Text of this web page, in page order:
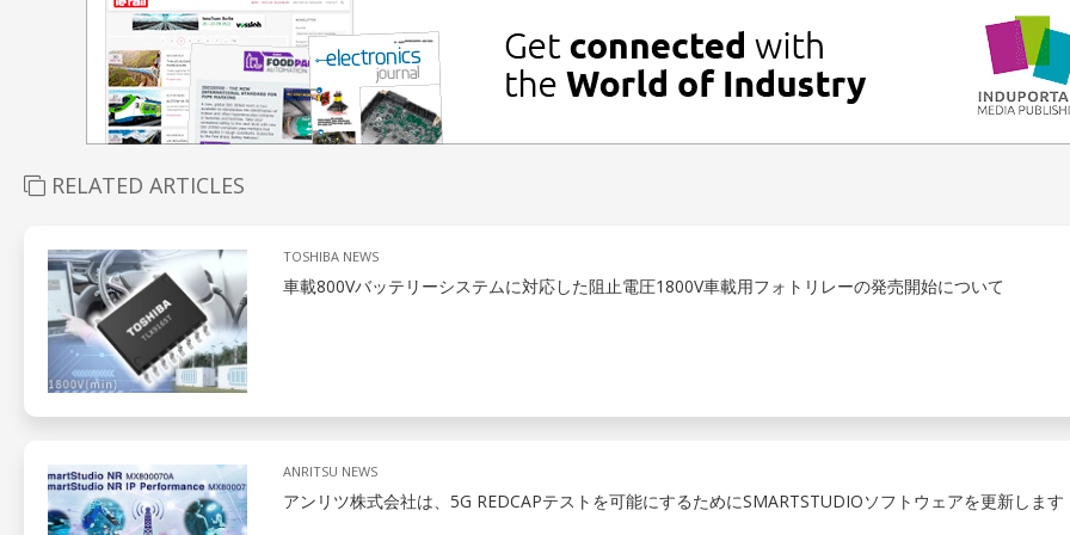
RELATED ARTICLES
TOSHIBA NEWS
車載800Vバッテリーシステムに対応した阻止電圧1800V車載用フォトリレーの発売開始について
ANRITSU NEWS
アンリツ株式会社は、5G REDCAPテストを可能にするためにSMARTSTUDIOソフトウェアを更新します